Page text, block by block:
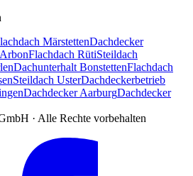
MärstettenDachdecker
Flachdach RütiSteildach
Dachunterhalt BonstettenFlachdach
Steildach UsterDachdeckerbetrieb
Dachdecker AarburgDachdecker
· Alle Rechte vorbehalten